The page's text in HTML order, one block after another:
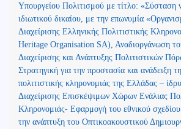
Υπουργείου Πολιτισμού με τίτλο: «Σύσταση
ιδιωτικού δικαίου, με την επωνυμία
Διαχείρισης Ελληνικής Πολιτιστικής
Heritage Organisation SA), Αναδιοργάνωση
Διαχείρισης και Ανάπτυξης Πολιτιστικών
Στρατηγική για την προστασία και ανάδειξη
πολιτιστικής κληρονομιάς της Ελλάδας –
Διαχείρισης Επισκέψιμων Χώρων Ενάλιας
Κληρονομιάς- Εφαρμογή του εθνικού
την ανάπτυξη του Οπτικοακουστικού